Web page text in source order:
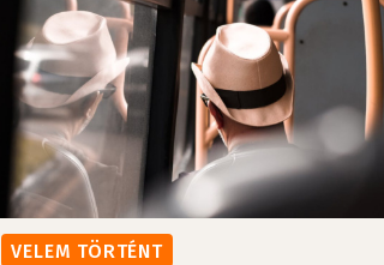
VELEM TÖRTÉNT